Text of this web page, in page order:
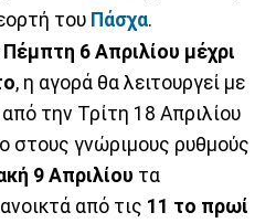
του Πάσχα.
Πέμπτη 6 Απριλίου μέχρι
, η αγορά θα λειτουργεί με
την Τρίτη 18 Απριλίου
στους γνώριμους ρυθμούς
9 Απριλίου τα
από τις 11 το πρωί